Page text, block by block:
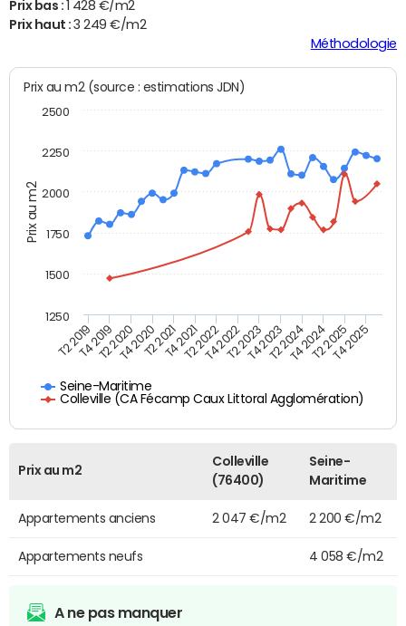
Prix bas : 1 428 €/m2
Prix haut :3 249 €/m2
Méthodologie
Prix au m2
Prix au m2 (source : estimations JDN)
Seine-Maritime
Colleville (CA Fécamp Caux Littoral Agglomération)
T2 2019T4 2019T2 2020T4 2020T2 2021T4 2021T2 2022T4 2022T2 2023T4 2023T2 2024T4 2024T2 2025T4 2025
1250
1500
1750
2000
2250
2500
Prix au m2
Colleville
(76400)
Seine-
Maritime
Appartements anciens 2 047 €/m2 2 200 €/m2
Appartements neufs 4 058 €/m2
A ne pas manquer